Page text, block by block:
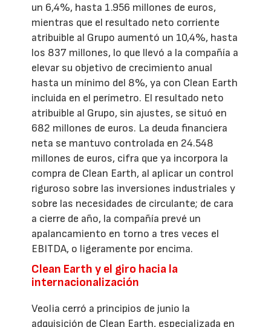
un 6,4%, hasta 1.956 millones de euros,
mientras que el resultado neto corriente
atribuible al Grupo aumentó un 10,4%, hasta
los 837 millones, lo que llevó a la compañía a
elevar su objetivo de crecimiento anual
hasta un mínimo del 8%, ya con Clean Earth
incluida en el perímetro. El resultado neto
atribuible al Grupo, sin ajustes, se situó en
682 millones de euros. La deuda financiera
neta se mantuvo controlada en 24.548
millones de euros, cifra que ya incorpora la
compra de Clean Earth, al aplicar un control
riguroso sobre las inversiones industriales y
sobre las necesidades de circulante; de cara
a cierre de año, la compañía prevé un
apalancamiento en torno a tres veces el
EBITDA, o ligeramente por encima.
Clean Earth y el giro hacia la
internacionalización
Veolia cerró a principios de junio la
adquisición de Clean Earth, especializada en